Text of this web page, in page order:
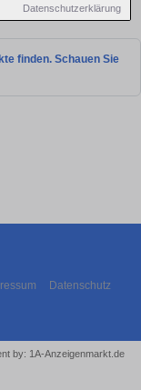
Datenschutzerklärung
finden. Schauen Sie
Datenschutz
by: 1A-Anzeigenmarkt.de